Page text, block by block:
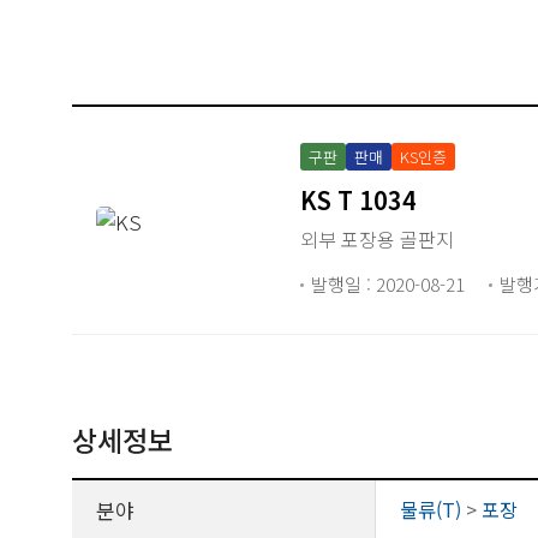
구판 판매 KS인증
KS T 1034
외부 포장용 골판지
발행일 : 2020-08-21 발
상세정보
분야 물류(T) > 포장